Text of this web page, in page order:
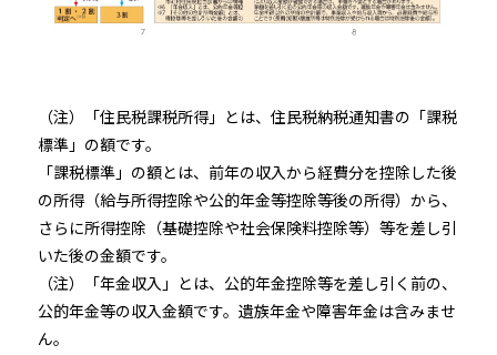
（注）「住民税課税所得」とは、住民税納税通知書の「課税
標準」の額です。
「課税標準」の額とは、前年の収入から経費分を控除した後
の所得（給与所得控除や公的年金等控除等後の所得）から、
さらに所得控除（基礎控除や社会保険料控除等）等を差し引
いた後の金額です。
（注）「年金収入」とは、公的年金控除等を差し引く前の、
公的年金等の収入金額です。遺族年金や障害年金は含みませ
ん。